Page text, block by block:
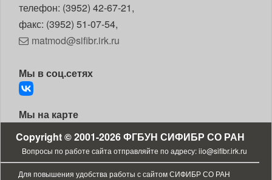
телефон: (3952) 42-67-21,
факс: (3952) 51-07-54,
matmod@sifibr.irk.ru
Мы в соц.сетях
Мы на карте
Copyright © 2001-2026ФГБУН СИФИБР СО РАН
Bопросы по работе сайта отправляйте по адресу:iio@sifibr.irk.ru
Для повышения удобства работы с сайтом СИФИБР СО РАН